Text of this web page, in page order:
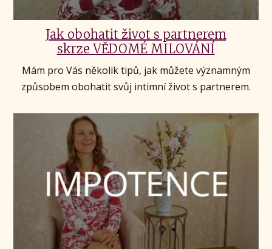
Jak obohatit život s partnerem
skrze VĚDOMÉ MILOVÁNÍ
Mám pro Vás několik tipů, jak můžete významným
způsobem obohatit svůj intimní život s partnerem.